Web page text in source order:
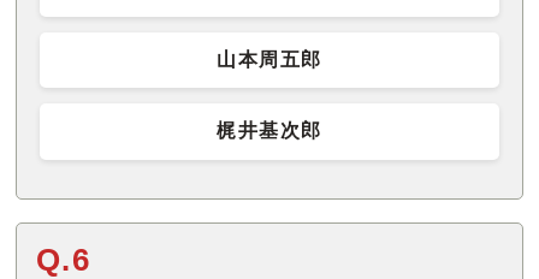
山本周五郎
梶井基次郎
Q.6